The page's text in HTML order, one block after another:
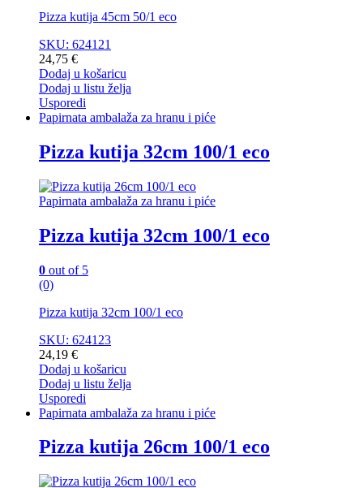
Pizza kutija 45cm 50/1 eco
SKU: 624121
24,75 €
Dodaj u košaricu
Dodaj u listu želja
Usporedi
Papirnata ambalaža za hranu i piće
Pizza kutija 32cm 100/1 eco
Papirnata ambalaža za hranu i piće
Pizza kutija 32cm 100/1 eco
0 out of 5
(0)
Pizza kutija 32cm 100/1 eco
SKU: 624123
24,19 €
Dodaj u košaricu
Dodaj u listu želja
Usporedi
Papirnata ambalaža za hranu i piće
Pizza kutija 26cm 100/1 eco